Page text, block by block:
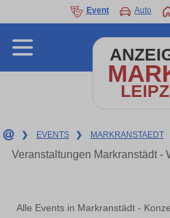
Event Auto
❯ EVENTS ❯ MARKRANSTAEDT
Veranstaltungen Markranstädt -
Alle Events in Markranstädt -